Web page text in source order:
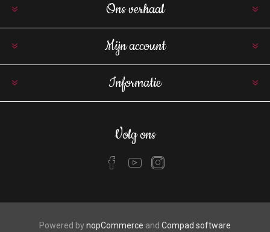
Ons verhaal
Mijn account
Informatie
Volg ons
Powered bynopCommerce and Compad software